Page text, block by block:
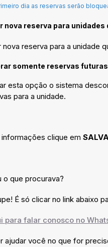
dia as reservas serão
nova reserva para
nova reserva para a unidade
somente reservas
esta opção o sistema
para a unidade.
informações clique em
o que procurava?
É só clicar no link abaixo
para falar conosco no
ajudar você no que for